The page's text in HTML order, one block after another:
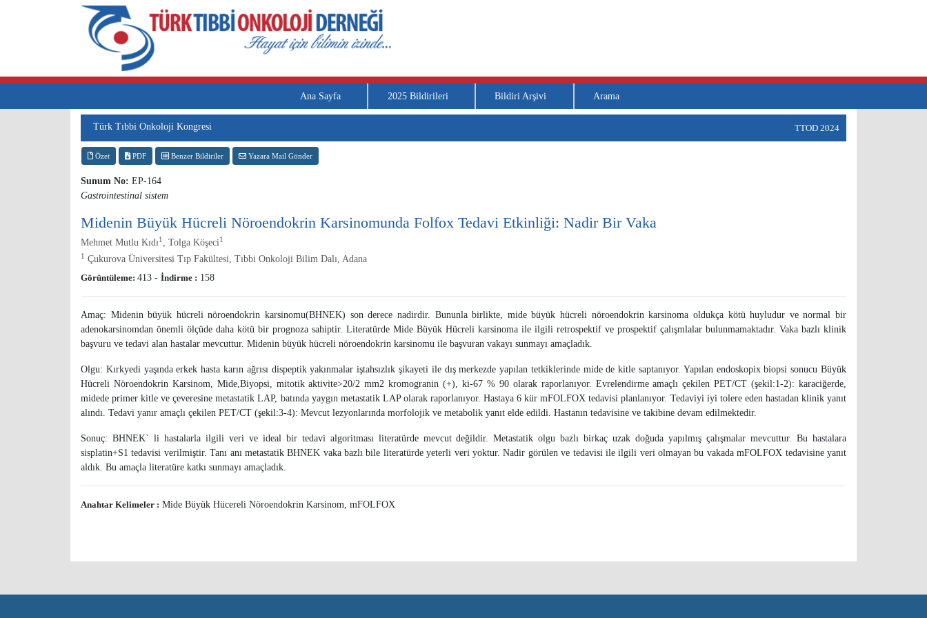
Ana Sayfa 2025 Bildirileri Bildiri Arşivi Arama
Türk Tıbbi Onkoloji Kongresi TTOD 2024
Özet PDF Benzer Bildiriler Yazara Mail Gönder
Sunum No: EP-164
Gastrointestinal sistem
Midenin Büyük Hücreli Nöroendokrin Karsinomunda Folfox Tedavi Etkinliği: Nadir Bir Vaka
Mehmet Mutlu Kıdı1 , Tolga Köşeci1
1
Çukurova Üniversitesi Tıp Fakültesi, Tıbbi Onkoloji Bilim Dalı, Adana
Görüntüleme: 413 - İndirme : 158
Amaç: Midenin büyük hücreli nöroendokrin karsinomu(BHNEK) son derece nadirdir. Bununla birlikte, mide büyük hücreli nöroendokrin karsinoma oldukça kötü huyludur ve normal bir
adenokarsinomdan önemli ölçüde daha kötü bir prognoza sahiptir. Literatürde Mide Büyük Hücreli karsinoma ile ilgili retrospektif ve prospektif çalışmlalar bulunmamaktadır. Vaka bazlı klinik
başvuru ve tedavi alan hastalar mevcuttur. Midenin büyük hücreli nöroendokrin karsinomu ile başvuran vakayı sunmayı amaçladık.
Olgu: Kırkyedi yaşında erkek hasta karın ağrısı dispeptik yakınmalar iştahsızlık şikayeti ile dış merkezde yapılan tetkiklerinde mide de kitle saptanıyor. Yapılan endoskopix biopsi sonucu Büyük
Hücreli Nöroendokrin Karsinom, Mide,Biyopsi, mitotik aktivite>20/2 mm2 kromogranin (+), ki-67 % 90 olarak raporlanıyor. Evrelendirme amaçlı çekilen PET/CT (şekil:1-2): karaciğerde,
midede primer kitle ve çeveresine metastatik LAP, batında yaygın metastatik LAP olarak raporlanıyor. Hastaya 6 kür mFOLFOX tedavisi planlanıyor. Tedaviyi iyi tolere eden hastadan klinik yanıt
alındı. Tedavi yanır amaçlı çekilen PET/CT (şekil:3-4): Mevcut lezyonlarında morfolojik ve metabolik yanıt elde edildi. Hastanın tedavisine ve takibine devam edilmektedir.
Sonuç: BHNEK` li hastalarla ilgili veri ve ideal bir tedavi algoritması literatürde mevcut değildir. Metastatik olgu bazlı birkaç uzak doğuda yapılmış çalışmalar mevcuttur. Bu hastalara
sisplatin+S1 tedavisi verilmiştir. Tanı anı metastatik BHNEK vaka bazlı bile literatürde yeterli veri yoktur. Nadir görülen ve tedavisi ile ilgili veri olmayan bu vakada mFOLFOX tedavisine yanıt
aldık. Bu amaçla literatüre katkı sunmayı amaçladık.
Anahtar Kelimeler : Mide Büyük Hücereli Nöroendokrin Karsinom, mFOLFOX